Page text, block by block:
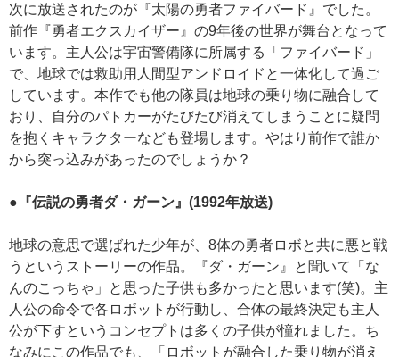
次に放送されたのが『太陽の勇者ファイバード』でした。
前作『勇者エクスカイザー』の9年後の世界が舞台となって
います。主人公は宇宙警備隊に所属する「ファイバード」
で、地球では救助用人間型アンドロイドと一体化して過ご
しています。本作でも他の隊員は地球の乗り物に融合して
おり、自分のパトカーがたびたび消えてしまうことに疑問
を抱くキャラクターなども登場します。やはり前作で誰か
から突っ込みがあったのでしょうか？
●『伝説の勇者ダ・ガーン』(1992年放送)
地球の意思で選ばれた少年が、8体の勇者ロボと共に悪と戦
うというストーリーの作品。『ダ・ガーン』と聞いて「な
んのこっちゃ」と思った子供も多かったと思います(笑)。主
人公の命令で各ロボットが行動し、合体の最終決定も主人
公が下すというコンセプトは多くの子供が憧れました。ち
なみにこの作品でも、「ロボットが融合した乗り物が消え